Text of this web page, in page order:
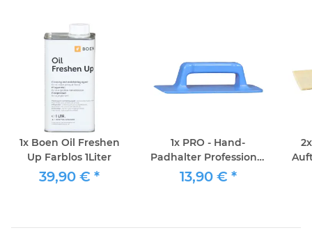
1x Boen Oil Freshen
Up Farblos 1Liter
39,90 € *
1x PRO - Hand-
Padhalter Professional
ca 10x25
13,90 € *